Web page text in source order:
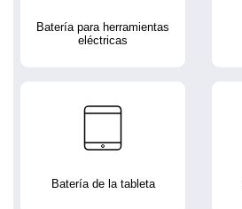
Batería para herramientas
eléctricas
Batería de la tableta